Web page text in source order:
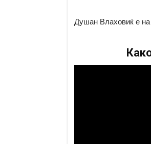
Душан Влаховиќ е на